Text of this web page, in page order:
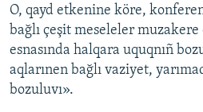
O, qayd etkenine köre,
bağlı çeşit meseleler
esnasında halqara uquqnıñ
aqlarınen bağlı vaziyet,
bozuluvı».